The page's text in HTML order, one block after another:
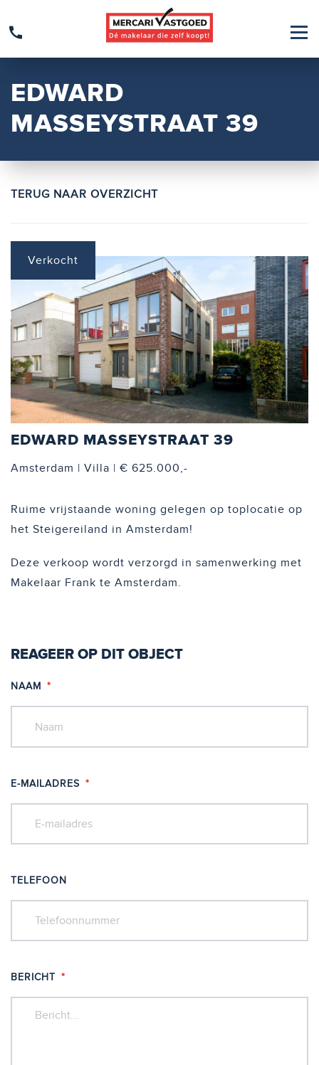
EDWARD
MASSEYSTRAAT 39
TERUG NAAR OVERZICHT
Verkocht
EDWARD MASSEYSTRAAT 39
Amsterdam | Villa | € 625.000,-
Ruime vrijstaande woning gelegen op toplocatie op
het Steigereiland in Amsterdam!
Deze verkoop wordt verzorgd in samenwerking met
Makelaar Frank te Amsterdam.
REAGEER OP DIT OBJECT
NAAM *
E-MAILADRES *
TELEFOON
BERICHT *